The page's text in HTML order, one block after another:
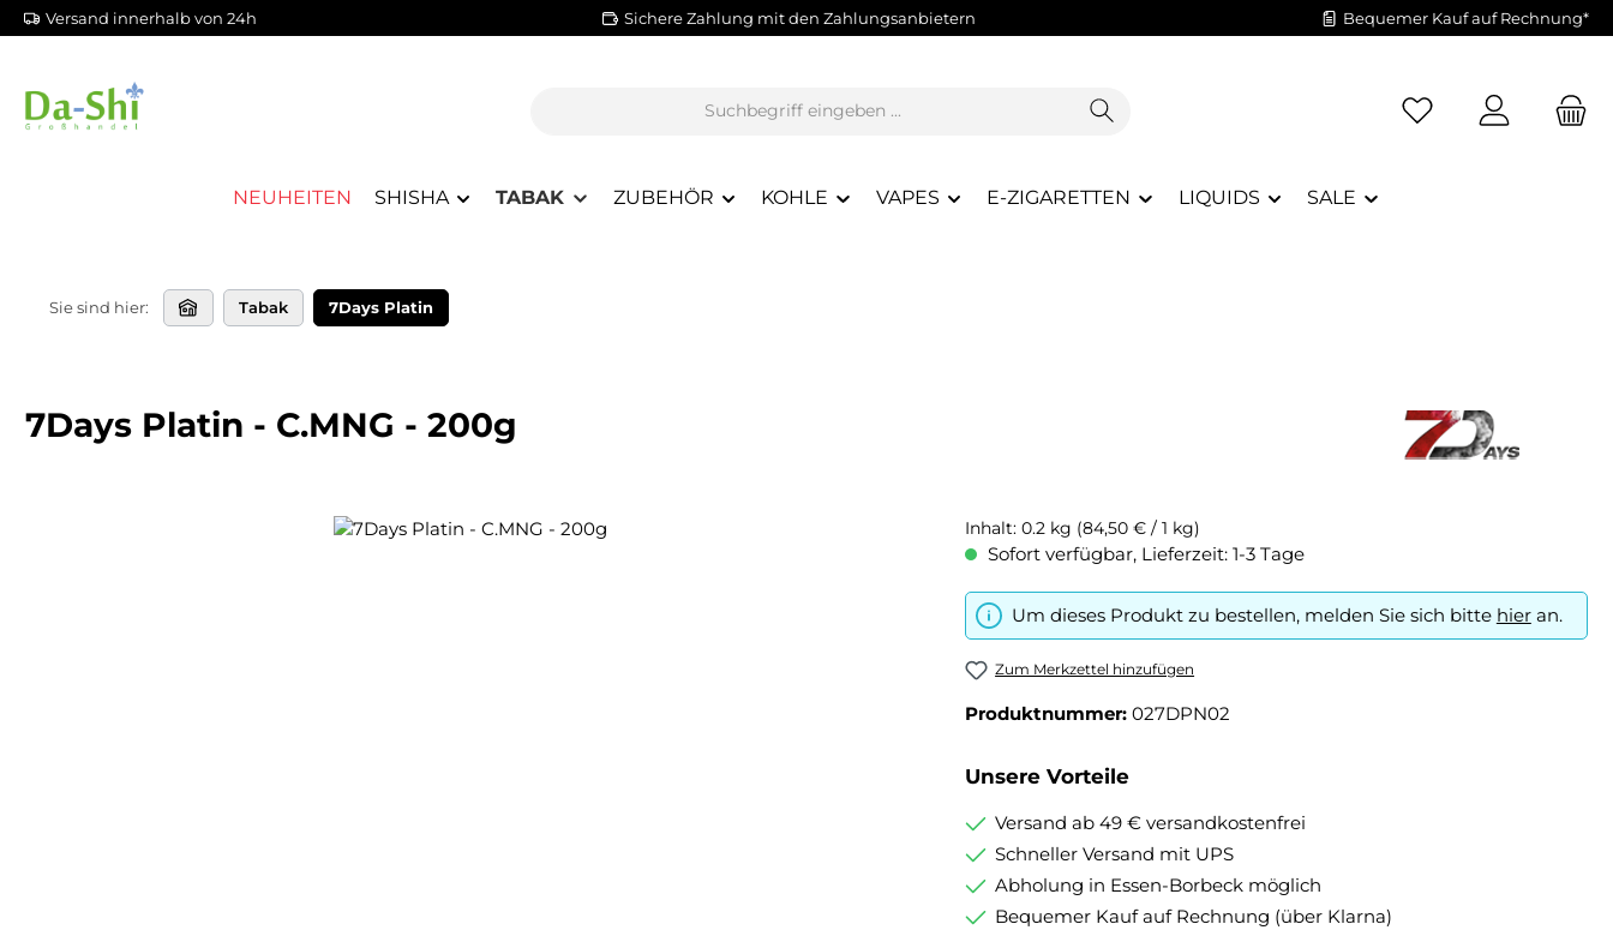
Hauptinhalt springen
Zur Suche springen
Zur Hauptnavigation springen
Versand innerhalb von 24h Sichere Zahlung mit den Zahlungsanbietern Bequemer Kauf auf Rechnung*
Du hast 0 Produkte
NEUHEITEN SHISHA TABAK ZUBEHÖR KOHLE VAPES E-ZIGARETTEN LIQUIDS SALE
Sie sind hier: Tabak 7Days Platin
7Days Platin - C.MNG - 200g
Inhalt: 0.2 kg (84,50 € / 1 kg)
Sofort verfügbar, Lieferzeit: 1-3 Tage
Um dieses Produkt zu bestellen, melden Sie sich bitte hieran.
Zum Merkzettel hinzufügen
Produktnummer: 027DPN02
Unsere Vorteile
Versand ab 49 € versandkostenfrei
Schneller Versand mit UPS
Abholung in Essen-Borbeck möglich
Bequemer Kauf auf Rechnung (über Klarna)